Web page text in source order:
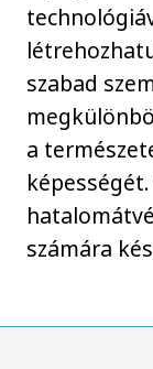
szabad
a
számára